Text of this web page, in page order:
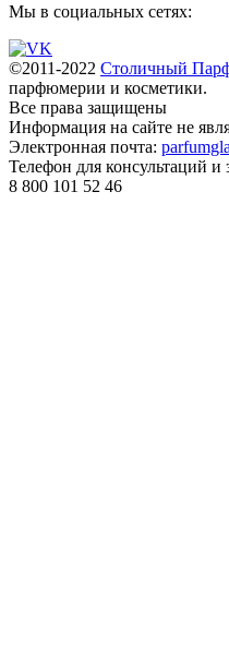
Мы в социальных сетях:
©2011-2022 Столичный
парфюмерии и косметики.
Все права защищены
Информация на сайте не
Электронная почта:
Телефон для консультаций и
8 800 101 52 46